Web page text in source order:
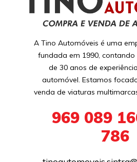
A Tino Automóveis é uma
fundada em 1990,
de 30 anos de
automóvel. Estamos
venda de viaturas
969 089
786